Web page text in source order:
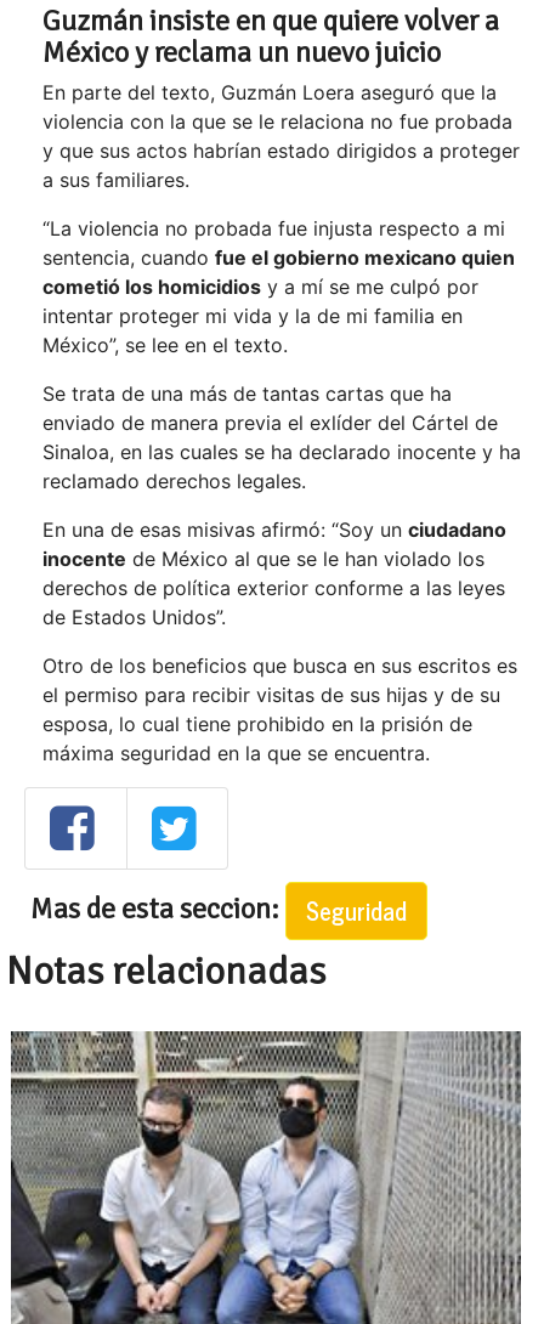
Guzmán insiste en que quiere volver a
México y reclama un nuevo juicio
En parte del texto, Guzmán Loera aseguró que la
violencia con la que se le relaciona no fue probada
y que sus actos habrían estado dirigidos a proteger
a sus familiares.
“La violencia no probada fue injusta respecto a mi
sentencia, cuando fue el gobierno mexicano quien
cometió los homicidios y a mí se me culpó por
intentar proteger mi vida y la de mi familia en
México”, se lee en el texto.
Se trata de una más de tantas cartas que ha
enviado de manera previa el exlíder del Cártel de
Sinaloa, en las cuales se ha declarado inocente y ha
reclamado derechos legales.
En una de esas misivas afirmó: “Soy un ciudadano
inocente de México al que se le han violado los
derechos de política exterior conforme a las leyes
de Estados Unidos”.
Otro de los beneficios que busca en sus escritos es
el permiso para recibir visitas de sus hijas y de su
esposa, lo cual tiene prohibido en la prisión de
máxima seguridad en la que se encuentra.
Mas de esta seccion: Seguridad
Notas relacionadas